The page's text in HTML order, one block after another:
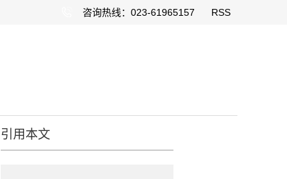
咨询热线：023-61965157 RSS
引用本文